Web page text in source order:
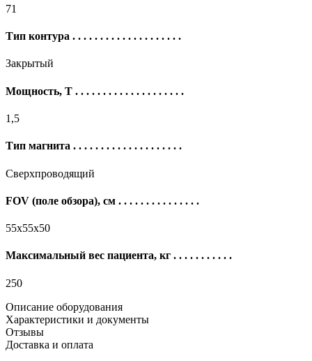
71
Тип контура . . . . . . . . . . . . . . . . . . . .
Закрытый
Мощность, Т . . . . . . . . . . . . . . . . . . . .
1,5
Тип магнита . . . . . . . . . . . . . . . . . . . .
Сверхпроводящий
FOV (поле обзора), см . . . . . . . . . . . . . . .
55x55х50
Максимальный вес пациента, кг . . . . . . . . . . .
250
Описание оборудования
Характеристики и документы
Отзывы
Доставка и оплата